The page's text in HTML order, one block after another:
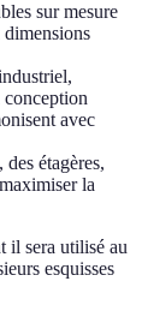
sur mesure
dimensions
conception
avec
étagères,
la
il sera utilisé au
esquisses